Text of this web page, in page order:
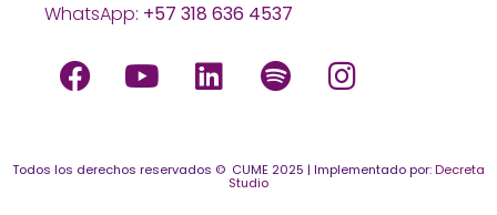
WhatsApp: +57 318 636 4537
Todos los derechos reservados © CUME 2025 | Implementado por:Decreta
Studio